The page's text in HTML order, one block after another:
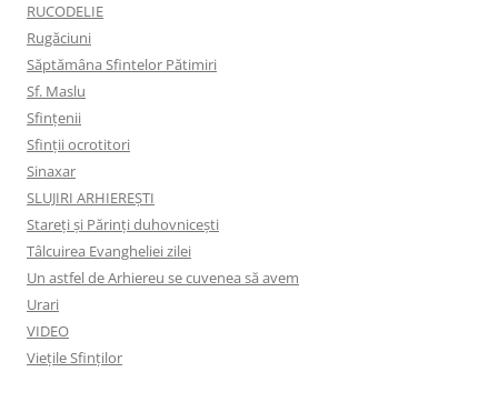
RUCODELIE
Rugăciuni
Săptămâna Sfintelor Pătimiri
Sf. Maslu
Sfințenii
Sfinții ocrotitori
Sinaxar
SLUJIRI ARHIEREȘTI
Stareți și Părinți duhovnicești
Tâlcuirea Evangheliei zilei
Un astfel de Arhiereu se cuvenea să avem
Urari
VIDEO
Viețile Sfinților